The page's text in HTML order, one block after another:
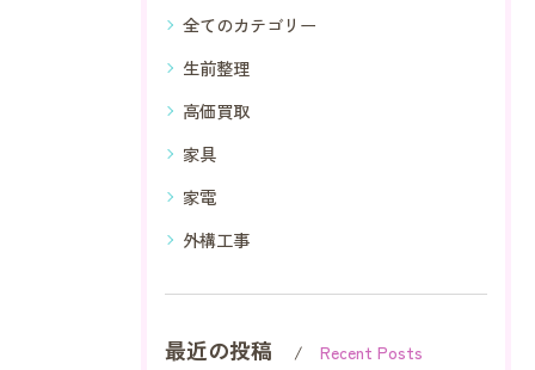
全てのカテゴリー
生前整理
高価買取
家具
家電
外構工事
最近の投稿 Recent Posts